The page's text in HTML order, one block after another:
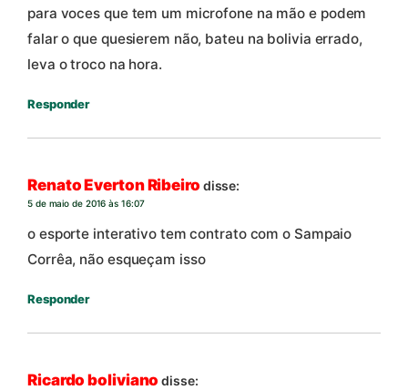
para voces que tem um microfone na mão e podem
falar o que quesierem não, bateu na bolivia errado,
leva o troco na hora.
Responder
Renato Everton Ribeiro disse:
5 de maio de 2016 às 16:07
o esporte interativo tem contrato com o Sampaio
Corrêa, não esqueçam isso
Responder
Ricardo boliviano disse: